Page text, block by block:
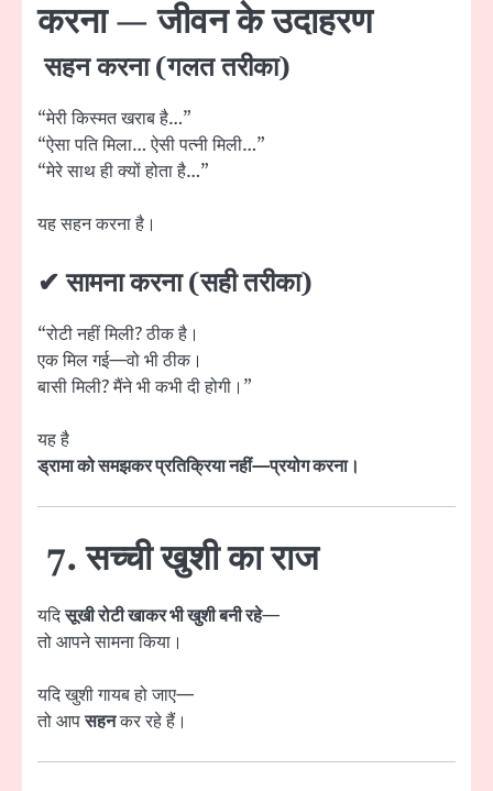
करना — जीवन के उदाहरण
सहन करना (गलत तरीका)
“मेरी किस्मत खराब है…”
“ऐसा पति मिला… ऐसी पत्नी मिली…”
“मेरे साथ ही क्यों होता है…”
यह सहन करना है।
✔ सामना करना (सही तरीका)
“रोटी नहीं मिली? ठीक है।
एक मिल गई—वो भी ठीक।
बासी मिली? मैंने भी कभी दी होगी।”
यह है
ड्रामा को समझकर प्रतिक्रिया नहीं—प्रयोग करना।
7. सच्ची खुशी का राज
यदिसूखी रोटी खाकर भी खुशी बनी रहे—
तो आपने सामना किया।
यदि खुशी गायब हो जाए—
तो आपसहनकर रहे हैं।